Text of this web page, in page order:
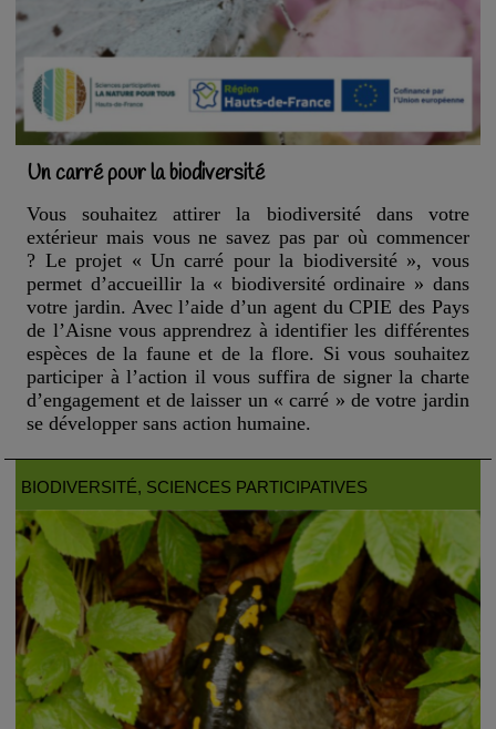
Un carré pour la biodiversité
Vous souhaitez attirer la biodiversité dans votre
extérieur mais vous ne savez pas par où commencer
? Le projet « Un carré pour la biodiversité », vous
permet d’accueillir la « biodiversité ordinaire » dans
votre jardin. Avec l’aide d’un agent du CPIE des Pays
de l’Aisne vous apprendrez à identifier les différentes
espèces de la faune et de la flore. Si vous souhaitez
participer à l’action il vous suffira de signer la charte
d’engagement et de laisser un « carré » de votre jardin
se développer sans action humaine.
BIODIVERSITÉ, SCIENCES PARTICIPATIVES